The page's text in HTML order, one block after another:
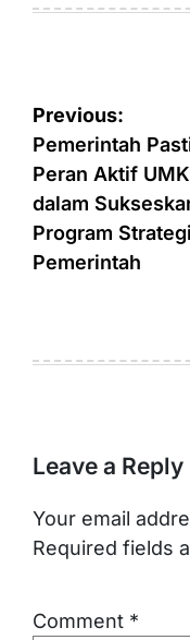
Post
navigation
Previous:
Pemerintah
Peran Aktif
dalam
Program
Pemerintah
Leave a Reply
Your email
Required fields
Comment *